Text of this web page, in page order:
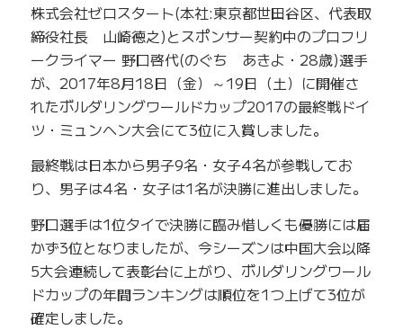
株式会社ゼロスタート(本社:東京都世田谷区、代表取
締役社長 山崎徳之)とスポンサー契約中のプロフリ
ークライマー 野口啓代(のぐち あきよ・28歳)選手
が、2017年8月18日（金）～19日（土）に開催さ
れたボルダリングワールドカップ2017の最終戦ドイ
ツ・ミュンヘン大会にて3位に入賞しました。
最終戦は日本から男子9名・女子4名が参戦してお
り、男子は4名・女子は1名が決勝に進出しました。
野口選手は1位タイで決勝に臨み惜しくも優勝には届
かず3位となりましたが、今シーズンは中国大会以降
5大会連続して表彰台に上がり、ボルダリングワール
ドカップの年間ランキングは順位を1つ上げて3位が
確定しました。